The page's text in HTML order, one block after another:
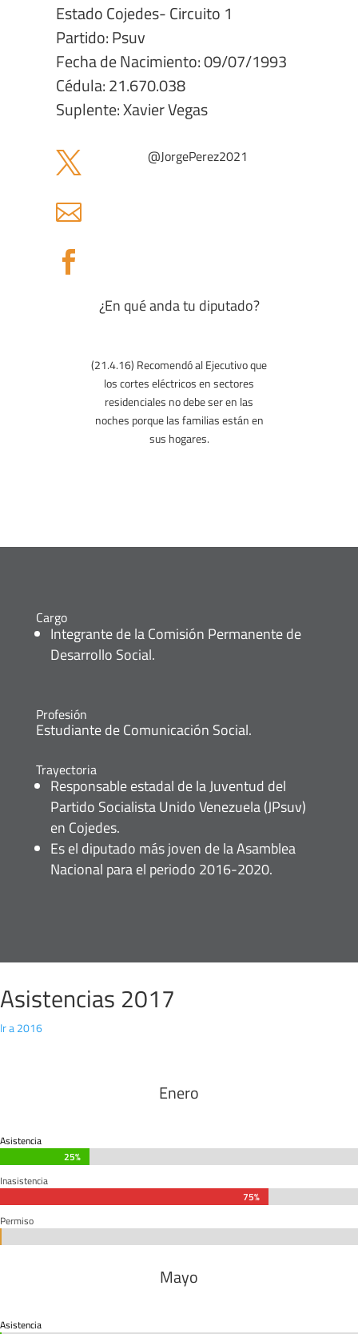
Estado Cojedes- Circuito 1
Partido: Psuv
Fecha de Nacimiento: 09/07/1993
Cédula: 21.670.038
Suplente: Xavier Vegas
 @JorgePerez2021


¿En qué anda tu diputado?
(21.4.16) Recomendó al Ejecutivo que
los cortes eléctricos en sectores
residenciales no debe ser en las
noches porque las familias están en
sus hogares.
Cargo
Integrante de la Comisión Permanente de
Desarrollo Social.
Profesión
Estudiante de Comunicación Social.
Trayectoria
Responsable estadal de la Juventud del
Partido Socialista Unido Venezuela (JPsuv)
en Cojedes.
Es el diputado más joven de la Asamblea
Nacional para el periodo 2016-2020.
Asistencias 2017
Ir a 2016
Enero
Asistencia
25%
25%
Inasistencia
75%
75%
Permiso
Mayo
Asistencia